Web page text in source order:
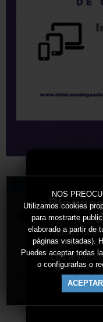
Hemos
bloqueador
Los
gestionar
nuestro
NOS
Utilizamos cookies
para mostrarte
elaborado a partir de
páginas visitadas).
Puedes aceptar todas
o configurarlas o
ACEPTAR